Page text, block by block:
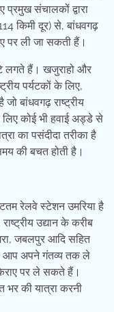
संचालकों द्वारा
किमी दूर) से, बांधवगढ़
पर ली जा सकती हैं।
लगते हैं। खजुराहो और
पर्यटकों के लिए,
बांधवगढ़ राष्ट्रीय
कोई भी हवाई अड्डे से
का पसंदीदा तरीका है
की बचत होती है।
रेलवे स्टेशन उमरिया है
उद्यान के करीब
जबलपुर आदि सहित
आप अपने गंतव्य तक ले
पर ले सकते हैं।
की यात्रा करनी